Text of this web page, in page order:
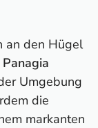
an den Hügel
Panagia
Umgebung
die
markanten